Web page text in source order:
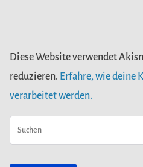
Diese Website verwendet
reduzieren. Erfahre, wie deine
verarbeitet werden.